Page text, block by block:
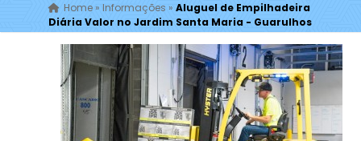
Home» Informações » Aluguel de Empilhadeira
Diária Valor no Jardim Santa Maria - Guarulhos